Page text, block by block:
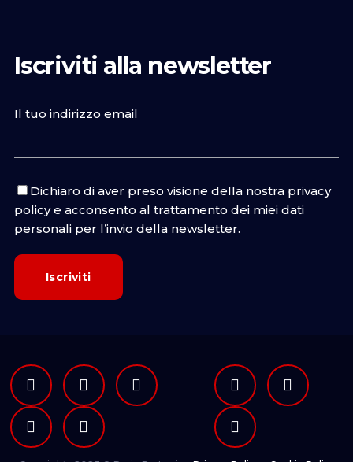
Iscriviti alla newsletter
Il tuo indirizzo email
Dichiaro di aver preso visione della nostra privacy
policye acconsento al trattamento dei miei dati
personali per l’invio della newsletter.